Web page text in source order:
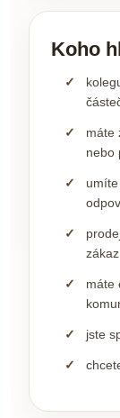
Koho
máte
nebo
máte
jste